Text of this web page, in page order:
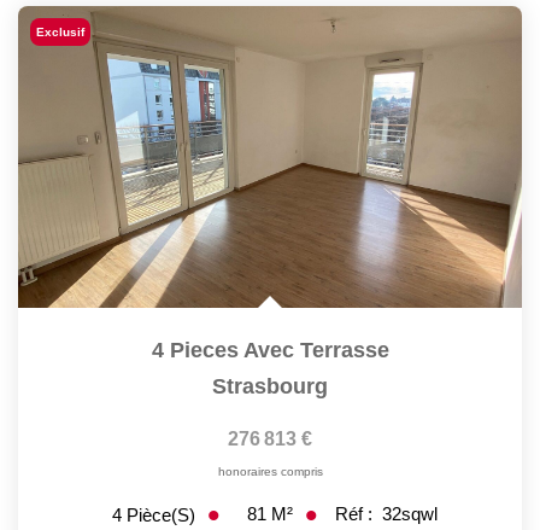
Exclusif
4 Pieces Avec Terrasse
Strasbourg
276 813 €
honoraires compris
4 Pièce(s) 81 M² Réf : 32sqwl